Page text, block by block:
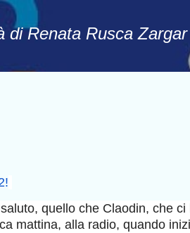
di Renata Rusca Zargar
quello che Claodin, che ci
mattina, alla radio, quando